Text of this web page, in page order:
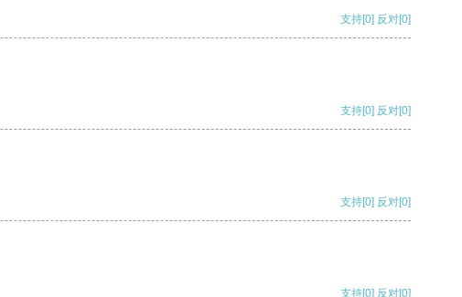
支持[0] 反对[0]
支持[0] 反对[0]
支持[0] 反对[0]
支持[0] 反对[0]